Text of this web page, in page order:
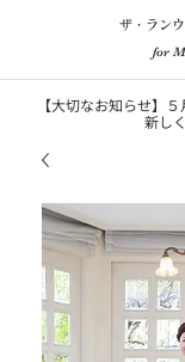
ザ・ラン
for
【大切なお知らせ】
新し